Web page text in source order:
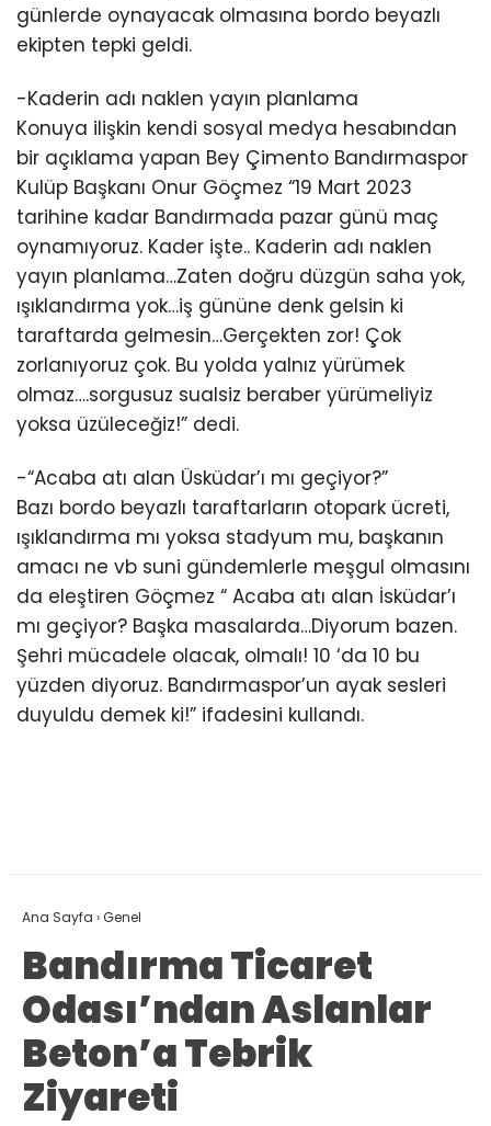
günlerde oynayacak olmasına bordo beyazlı
ekipten tepki geldi.
-Kaderin adı naklen yayın planlama
Konuya ilişkin kendi sosyal medya hesabından
bir açıklama yapan Bey Çimento Bandırmaspor
Kulüp Başkanı Onur Göçmez “19 Mart 2023
tarihine kadar Bandırmada pazar günü maç
oynamıyoruz. Kader işte.. Kaderin adı naklen
yayın planlama…Zaten doğru düzgün saha yok,
ışıklandırma yok…iş gününe denk gelsin ki
taraftarda gelmesin…Gerçekten zor! Çok
zorlanıyoruz çok. Bu yolda yalnız yürümek
olmaz….sorgusuz sualsiz beraber yürümeliyiz
yoksa üzüleceğiz!” dedi.
-“Acaba atı alan Üsküdar’ı mı geçiyor?”
Bazı bordo beyazlı taraftarların otopark ücreti,
ışıklandırma mı yoksa stadyum mu, başkanın
amacı ne vb suni gündemlerle meşgul olmasını
da eleştiren Göçmez “ Acaba atı alan İsküdar’ı
mı geçiyor? Başka masalarda…Diyorum bazen.
Şehri mücadele olacak, olmalı! 10 ‘da 10 bu
yüzden diyoruz. Bandırmaspor’un ayak sesleri
duyuldu demek ki!” ifadesini kullandı.
Ana Sayfa ›Genel
Bandırma Ticaret
Odası’ndan Aslanlar
Beton’a Tebrik
Ziyareti